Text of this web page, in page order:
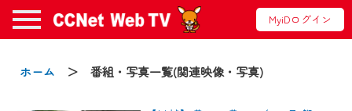
MyiDログイン
ホーム ＞ 番組・写真一覧(関連映像・写真)
お知らせ